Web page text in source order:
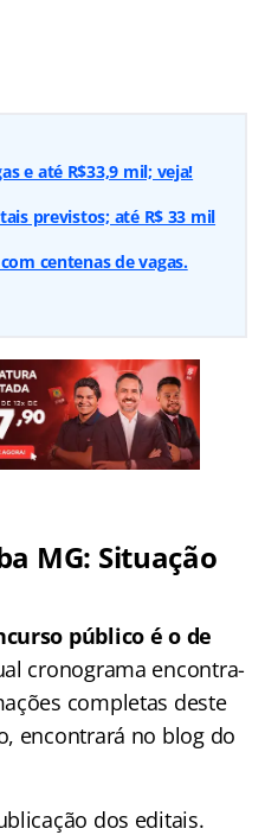
e até R$33,9 mil; veja!
previstos; até R$ 33 mil
centenas de vagas.
MG: Situação
público é o de
cronograma encontra-
completas deste
encontrará no blog do
dos editais.